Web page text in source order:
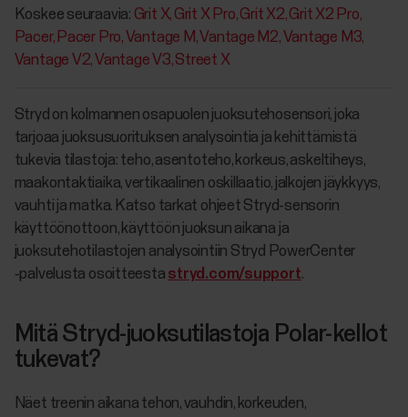
Koskee seuraavia: Grit X Grit X Pro Grit X2 Grit X2 Pro
Pacer Pacer Pro Vantage M Vantage M2 Vantage M3
Vantage V2 Vantage V3 Street X
Stryd on kolmannen osapuolen juoksutehosensori, joka
tarjoaa juoksusuorituksen analysointia ja kehittämistä
tukevia tilastoja: teho, asentoteho, korkeus, askeltiheys,
maakontaktiaika, vertikaalinen oskillaatio, jalkojen jäykkyys,
vauhti ja matka. Katso tarkat ohjeet Stryd-sensorin
käyttöönottoon, käyttöön juoksun aikana ja
juoksutehotilastojen analysointiin Stryd PowerCenter
‑palvelusta osoitteesta stryd.com/support.
Mitä Stryd-juoksutilastoja Polar-kellot
tukevat?
Näet treenin aikana tehon, vauhdin, korkeuden,